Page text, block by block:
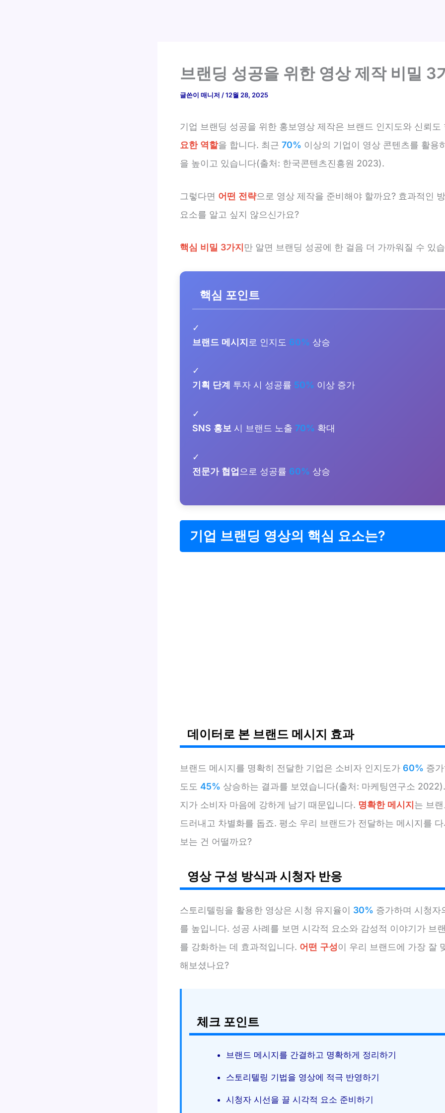
브랜딩 성공을 위한 영상 제작 비밀 3
글쓴이 매니저 /12월 28, 2025
기업 브랜딩 성공을 위한 홍보영상 제작은 브랜드 인지도와 신뢰
요한 역할을 합니다. 최근 70% 이상의 기업이 영상 콘텐츠를 활용
을 높이고 있습니다(출처: 한국콘텐츠진흥원 2023).
그렇다면 어떤 전략으로 영상 제작을 준비해야 할까요? 효과적인
요소를 알고 싶지 않으신가요?
핵심 비밀 3가지만 알면 브랜딩 성공에 한 걸음 더 가까워질 수 있
핵심 포인트
✓
브랜드 메시지 로 인지도 60% 상승
✓
기획 단계 투자 시 성공률 50% 이상 증가
✓
SNS 홍보 시 브랜드 노출 70% 확대
✓
전문가 협업 으로 성공률 60% 상승
기업 브랜딩 영상의 핵심 요소는?
데이터로 본 브랜드 메시지 효과
브랜드 메시지를 명확히 전달한 기업은 소비자 인지도가 60% 증
도도 45% 상승하는 결과를 보였습니다(출처: 마케팅연구소
지가 소비자 마음에 강하게 남기 때문입니다. 명확한 메시지는 브
드러내고 차별화를 돕죠. 평소 우리 브랜드가 전달하는 메시지를
보는 건 어떨까요?
영상 구성 방식과 시청자 반응
스토리텔링을 활용한 영상은 시청 유지율이 30% 증가하며 시청자
를 높입니다. 성공 사례를 보면 시각적 요소와 감성적 이야기가 브
를 강화하는 데 효과적입니다. 어떤 구성이 우리 브랜드에 가장 잘
해보셨나요?
체크 포인트
브랜드 메시지를 간결하고 명확하게 정리하기
스토리텔링 기법을 영상에 적극 반영하기
시청자 시선을 끌 시각적 요소 준비하기